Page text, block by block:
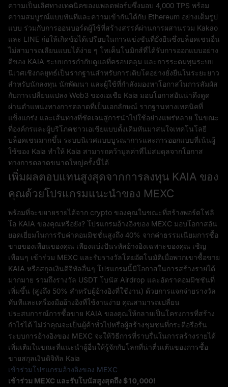
ความเป็นเลิศทางเทคนิคของแพลตฟอร์มซึ่งมอบ 4,000 TPS พร้อม
ความสมบูรณ์แบบทันทีและความเข้ากันได้กับ Ethereum อย่างเต็มรูป
แบบ ร่วมกับการออนบอร์ดผู้ใช้ที่สร้างสรรค์ผ่านการผสานรวม Kakao
และ LINE ก่อให้เกิดข้อได้เปรียบในการแข่งขันที่ยั่งยืนซึ่งบล็อคเชนอื่น
ไม่สามารถเลียนแบบได้ง่าย ๆ โทเค็นโนมิกส์ที่ได้รับการออกแบบอย่าง
ดีของ KAIA ระบบการกำกับดูแลที่ครอบคลุม และการระดมทุนระบบ
นิเวศเชิงกลยุทธ์เป็นรากฐานสำหรับการเติบโตอย่างยั่งยืนในระยะยาว
สำหรับนักลงทุน นักพัฒนา และผู้ใช้ที่กำลังมองหาโอกาสในการสัมผัส
กับการเปลี่ยนแปลง Web3 ของเอเชีย Kaia มอบโอกาสอันน่าดึงดูด
ผ่านตำแหน่งทางการตลาดที่เป็นเอกลักษณ์ รากฐานทางเทคนิคที่
แข็งแกร่ง และเส้นทางที่ชัดเจนสู่การนำไปใช้อย่างแพร่หลาย ในขณะ
ที่องค์กรและผู้บริโภคชาวเอเชียแบบดั้งเดิมหันมาสนใจเทคโนโลยี
บล็อคเชนมากขึ้น ระบบนิเวศแบบบูรณาการและการออกแบบที่เน้นผู้
ใช้ของ Kaia ทำให้ Kaia สามารถคว้ามูลค่าที่ไม่สมดุลจากโอกาส
ทางการตลาดขนาดใหญ่ครั้งนี้ได้
เพิ่มผลตอบแทนสูงสุดจากการลงทุน KAIA ของ
คุณด้วยโปรแกรมแนะนำของ MEXC
พร้อมที่จะขยายรายได้จาก crypto ของคุณในขณะที่สร้างพอร์ตโฟลิ
โอ KAIA ของคุณหรือยัง? โปรแกรมอ้างอิงของ MEXC มอบโอกาสอัน
ยอดเยี่ยมในการรับค่าคอมมิชชั่นสูงถึง 40% จากค่าธรรมเนียมการซื้อ
ขายของเพื่อนของคุณ เพียงแบ่งปันรหัสอ้างอิงเฉพาะของคุณ เชิญ
เพื่อนๆ เข้าร่วม MEXC และรับรางวัลโดยอัตโนมัติเมื่อพวกเขาซื้อขาย
KAIA หรือสกุลเงินดิจิทัลอื่นๆ โปรแกรมนี้มีโอกาสในการสร้างรายได้
มากมาย รวมถึงรางวัล USDT โบนัส Airdrop และอัตราคอมมิชชันที่
เพิ่มขึ้น (สูงถึง 50% สำหรับผู้อ้างอิงที่ใช้งาน) ด้วยการแจกจ่ายรางวัล
ทันทีและเครื่องมืออ้างอิงที่ใช้งานง่าย คุณสามารถเปลี่ยน
ประสบการณ์การซื้อขาย KAIA ของคุณให้กลายเป็นโครงการที่สร้าง
กำไรได้ ไม่ว่าคุณจะเป็นผู้ค้าทั่วไปหรือผู้สร้างชุมชนที่กระตือรือร้น
ระบบการอ้างอิงของ MEXC จะให้วิธีการที่ราบรื่นในการสร้างรายได้
เพิ่มเติมในขณะที่แนะนำผู้อื่นให้รู้จักกับโลกที่น่าตื่นเต้นของการซื้อ
ขายสกุลเงินดิจิทัล Kaia
เข้าร่วมโปรแกรมอ้างอิงของ MEXC
เข้าร่วม MEXC และรับโบนัสสูงสุดถึง $10,000!